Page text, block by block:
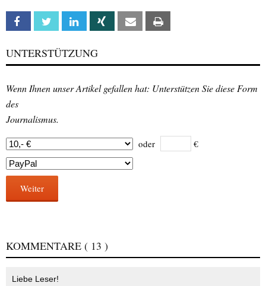
Facebook Twitter Linkedin Xing Email
UNTERSTÜTZUNG
Wenn Ihnen unser Artikel gefallen hat: Unterstützen Sie diese Form
des
Journalismus.
oder €
Weiter
KOMMENTARE ( 13 )
Liebe Leser!